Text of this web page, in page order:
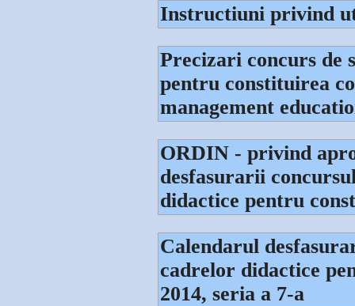
Instructiuni privind
Precizari concurs de
pentru constituirea
management
ORDIN - privind
desfasurarii
didactice pentru
Calendarul
cadrelor didactice
2014, seria a 7-a